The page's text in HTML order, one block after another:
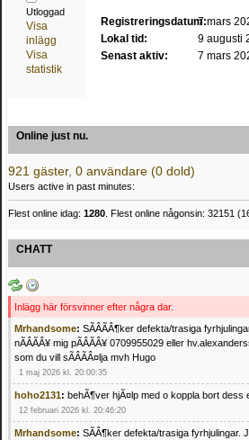
Utloggad
Visa
inlägg
Visa
statistik
Registreringsdatum:7 mars
Lokal tid:
9 augusti
Senast aktiv:
7 mars
Online just nu.
921 gäster, 0 användare (0 dold)
Users active in past minutes:
Flest online idag: 1280 . Flest online någonsin: 32151
CHATT
Inlägg här försvinner efter några dar.
Mrhandsome: SÃÂÃÂ¶ker defekta/trasiga
nÃÂÃÂ¥ mig pÃÂÃÂ¥ 0709955029 eller
som du vill sÃÂÃÂ¤lja mvh Hugo
1 maj 2026 kl. 20:00:35
hoho2131: behÃ¶ver hjÃ¤lp med o koppla bort dess
12 februari 2026 kl. 20:46:20
Mrhandsome: SÃÂ¶ker defekta/trasiga fyrhjulingar.